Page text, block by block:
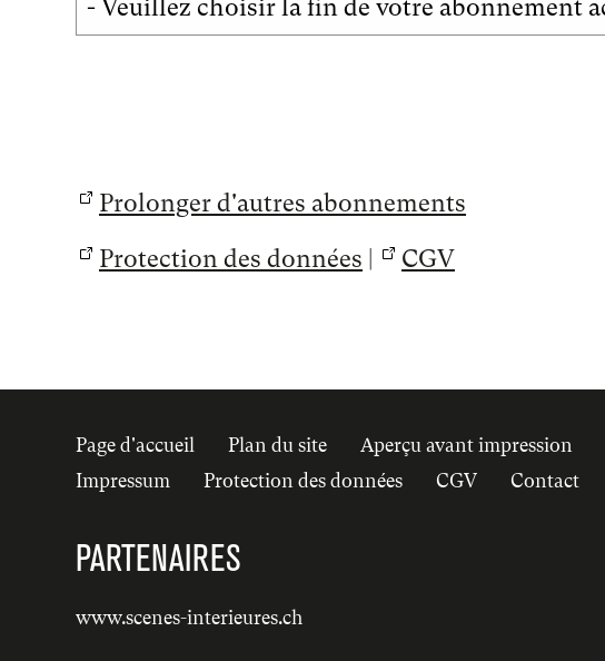
Page d'accueil Plan du site Aperçu avant impression
Impressum
Protection des données CGV Contact
PARTENAIRES
www.scenes-interieures.ch